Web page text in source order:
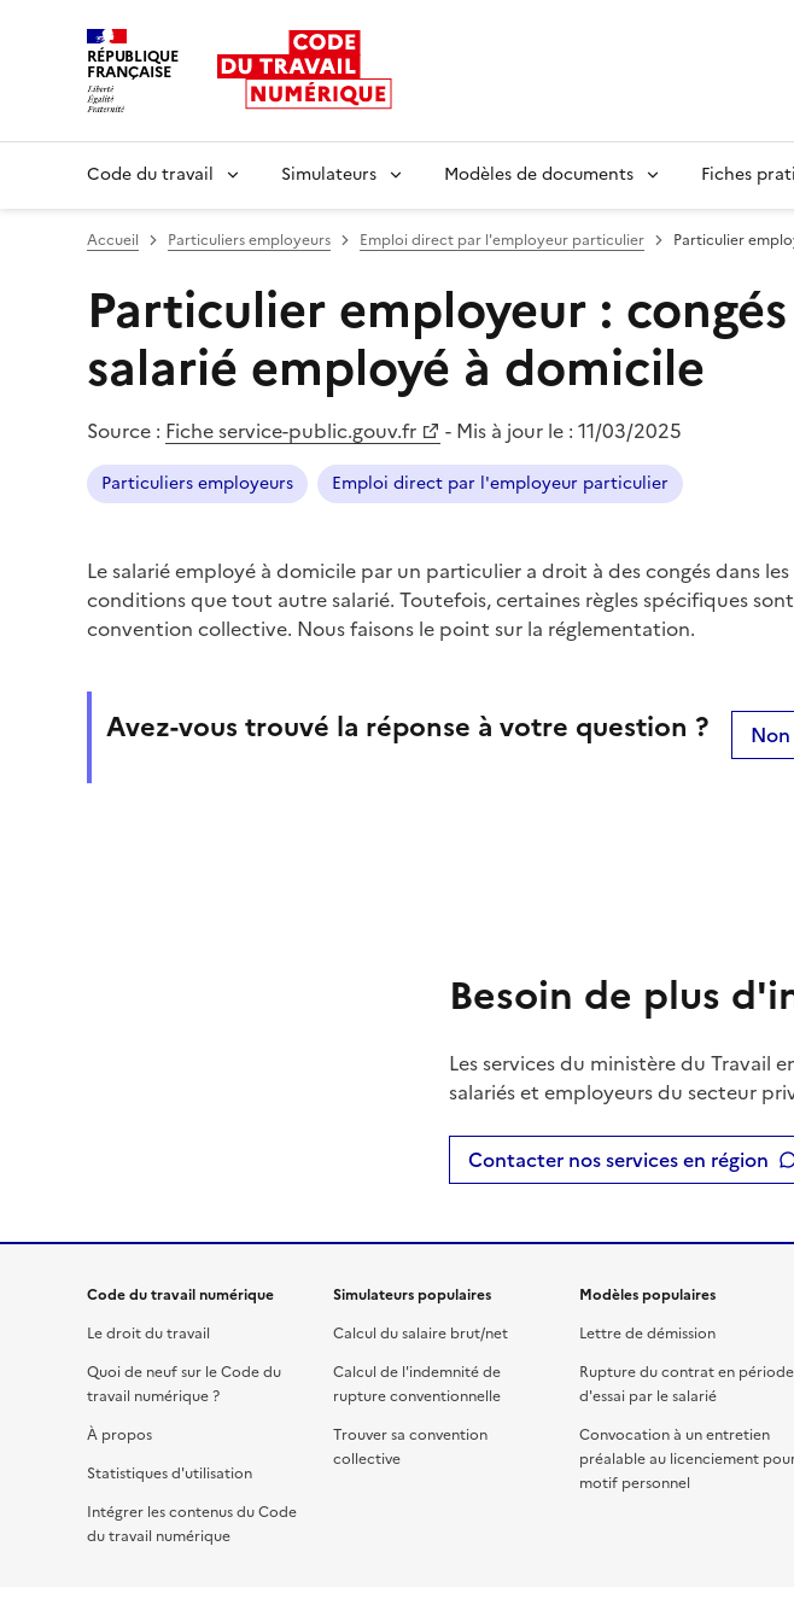
RÉPUBLIQUE
FRANÇAISE
Code du travail Simulateurs Modèles de documents Fiches
Accueil Particuliers employeurs Emploi direct par l'employeur particulier Particulier
Particulier employeur :
salarié employé à domicile
Source : Fiche service-public.gouv.fr - Mis à jour le : 11/03/2025
Particuliers employeurs Emploi direct par l'employeur particulier
Le salarié employé à domicile par un particulier a droit à des congés dans les
conditions que tout autre salarié. Toutefois, certaines règles spécifiques
convention collective. Nous faisons le point sur la réglementation.
Avez-vous trouvé la réponse à votre question ? Non
Besoin de plus
Les services du ministère du Travail
salariés et employeurs du secteur
Contacter nos services en région
Code du travail numérique
Le droit du travail
Quoi de neuf sur le Code du
travail numérique ?
À propos
Statistiques d'utilisation
Intégrer les contenus du Code
du travail numérique
Simulateurs populaires
Calcul du salaire brut/net
Calcul de l'indemnité de
rupture conventionnelle
Trouver sa convention
collective
Modèles populaires
Lettre de démission
Rupture du contrat en période
d'essai par le salarié
Convocation à un entretien
préalable au licenciement
motif personnel